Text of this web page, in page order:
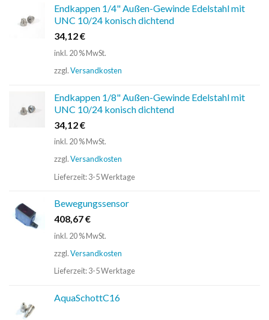
Endkappen 1/4" Außen-Gewinde Edelstahl mit
UNC 10/24 konisch dichtend
34,12€
inkl. 20 % MwSt.
zzgl.Versandkosten
Endkappen 1/8" Außen-Gewinde Edelstahl mit
UNC 10/24 konisch dichtend
34,12€
inkl. 20 % MwSt.
zzgl.Versandkosten
Lieferzeit:3-5 Werktage
Bewegungssensor
408,67€
inkl. 20 % MwSt.
zzgl.Versandkosten
Lieferzeit:3-5 Werktage
AquaSchottC16